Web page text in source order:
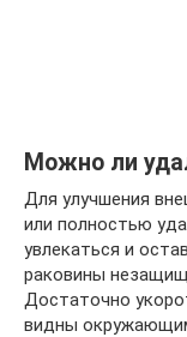
Можно ли
Для улучшения
или полностью
увлекаться и
раковины
Достаточно
видны